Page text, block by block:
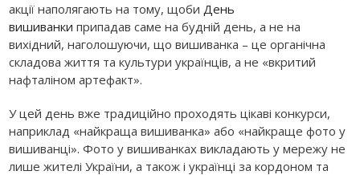
акції наполягають на тому, щобиДень
вишиванки припадав саме на будній день, а не на
вихідний, наголошуючи, що вишиванка – це органічна
складова життя та культури українців, а не «вкритий
нафталіном артефакт».
У цей день вже традиційно проходять цікаві конкурси,
наприклад «найкраща вишиванка» або «найкраще фото у
вишиванці». Фото у вишиванках викладають у мережу не
лише жителі України, а також і українці за кордоном та